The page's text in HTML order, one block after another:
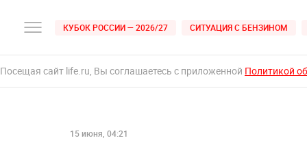
КУБОК РОССИИ — 2026/27 СИТУАЦИЯ С БЕНЗИНОМ
Посещая сайт life.ru, Вы соглашаетесь с приложенной Политикой
15 июня, 04:21